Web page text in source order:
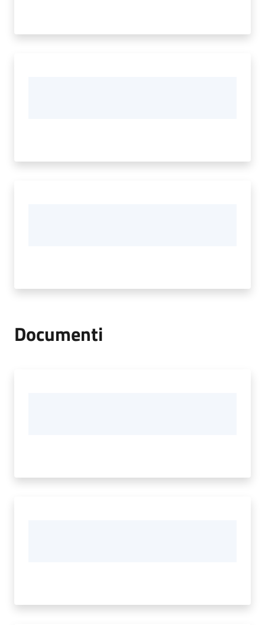
Documenti